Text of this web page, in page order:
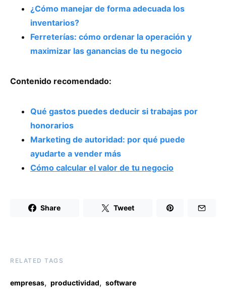
¿Cómo manejar de forma adecuada los
inventarios?
Ferreterías: cómo ordenar la operación y
maximizar las ganancias de tu negocio
Contenido recomendado:
Qué gastos puedes deducir si trabajas por
honorarios
Marketing de autoridad: por qué puede
ayudarte a vender más
Cómo calcular el valor de tu negocio
Share Tweet
RELATED TAGS
empresas, productividad, software